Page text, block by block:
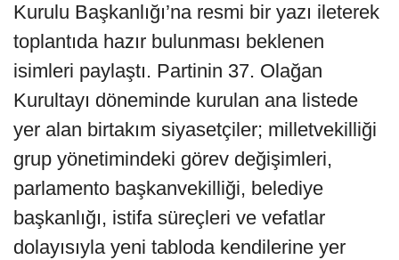
Kurulu Başkanlığı’na resmi bir yazı ileterek
toplantıda hazır bulunması beklenen
isimleri paylaştı. Partinin 37. Olağan
Kurultayı döneminde kurulan ana listede
yer alan birtakım siyasetçiler; milletvekilliği
grup yönetimindeki görev değişimleri,
parlamento başkanvekilliği, belediye
başkanlığı, istifa süreçleri ve vefatlar
dolayısıyla yeni tabloda kendilerine yer